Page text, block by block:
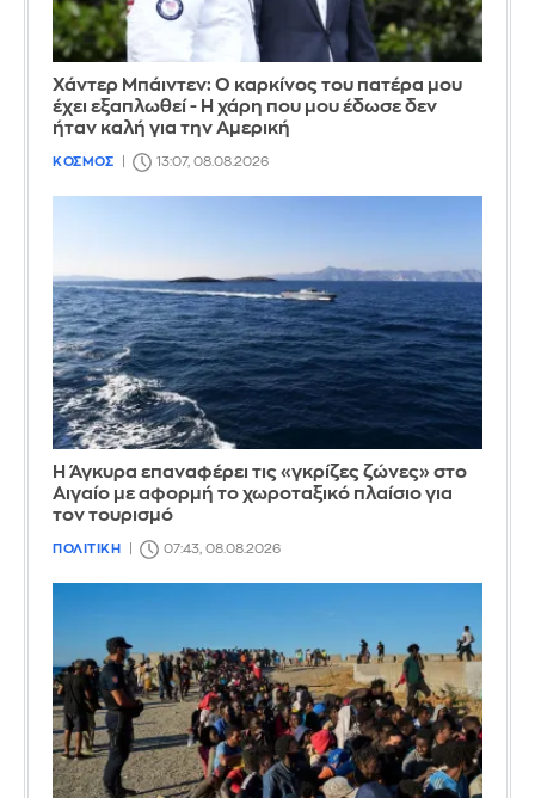
Χάντερ Μπάιντεν: Ο καρκίνος του πατέρα μου
έχει εξαπλωθεί - Η χάρη που μου έδωσε δεν
ήταν καλή για την Αμερική
ΚΟΣΜΟΣ 13:07, 08.08.2026
Η Άγκυρα επαναφέρει τις «γκρίζες ζώνες» στο
Αιγαίο με αφορμή το χωροταξικό πλαίσιο για
τον τουρισμό
ΠΟΛΙΤΙΚΗ 07:43, 08.08.2026